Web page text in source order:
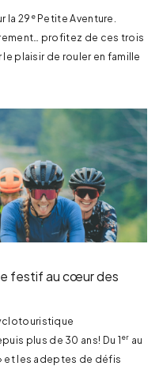
la 29 ePetite Aventure.
profitez de ces trois
plaisir de rouler en famille
festif au cœur des
plus de 30 ans! Du 1er au
et les adeptes de défis